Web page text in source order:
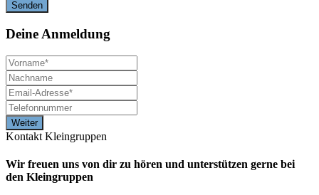
Deine Anmeldung
Kontakt Kleingruppen
Wir freuen uns von dir zu hören und unterstützen gerne bei
den Kleingruppen